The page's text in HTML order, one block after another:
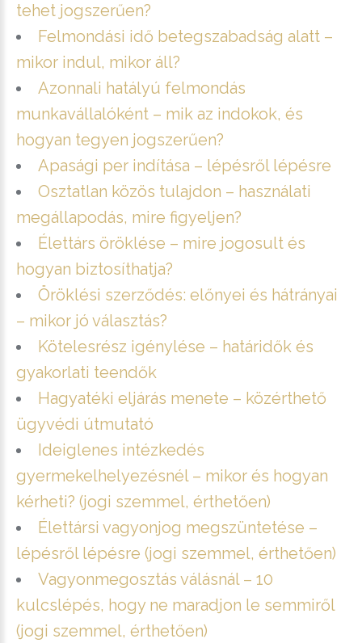
tehet jogszerűen?
Felmondási idő betegszabadság alatt –
mikor indul, mikor áll?
Azonnali hatályú felmondás
munkavállalóként – mik az indokok, és
hogyan tegyen jogszerűen?
Apasági per indítása – lépésről lépésre
Osztatlan közös tulajdon – használati
megállapodás, mire figyeljen?
Élettárs öröklése – mire jogosult és
hogyan biztosíthatja?
Öröklési szerződés: előnyei és hátrányai
– mikor jó választás?
Kötelesrész igénylése – határidők és
gyakorlati teendők
Hagyatéki eljárás menete – közérthető
ügyvédi útmutató
Ideiglenes intézkedés
gyermekelhelyezésnél – mikor és hogyan
kérheti? (jogi szemmel, érthetően)
Élettársi vagyonjog megszüntetése –
lépésről lépésre (jogi szemmel, érthetően)
Vagyonmegosztás válásnál – 10
kulcslépés, hogy ne maradjon le semmiről
(jogi szemmel, érthetően)